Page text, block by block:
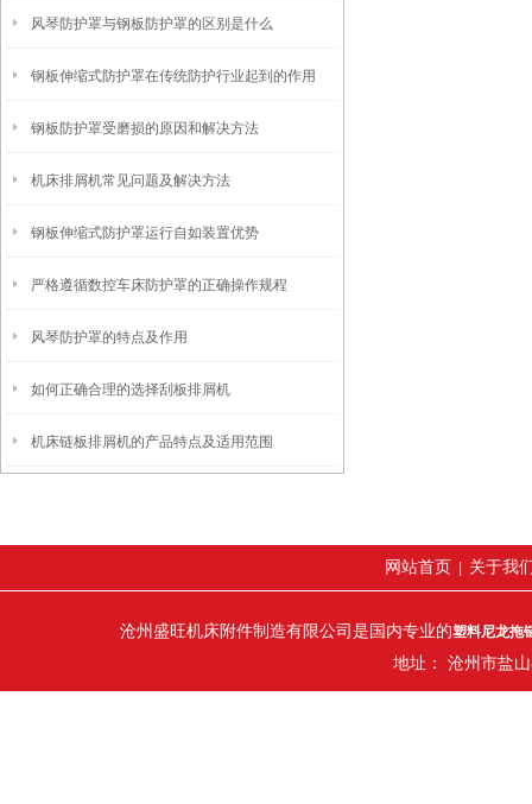
风琴防护罩与钢板防护罩的区别是什么
钢板伸缩式防护罩在传统防护行业起到的作用
钢板防护罩受磨损的原因和解决方法
机床排屑机常见问题及解决方法
钢板伸缩式防护罩运行自如装置优势
严格遵循数控车床防护罩的正确操作规程
风琴防护罩的特点及作用
如何正确合理的选择刮板排屑机
机床链板排屑机的产品特点及适用范围
网站首页 关于我
沧州盛旺机床附件制造有限公司是国内专业的塑料尼龙拖
地址： 沧州市盐